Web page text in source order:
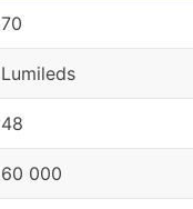
70
Lumileds
48
60 000